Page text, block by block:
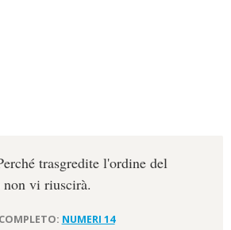
trasgredite l'ordine del
non vi riuscirà.
NUMERI 14